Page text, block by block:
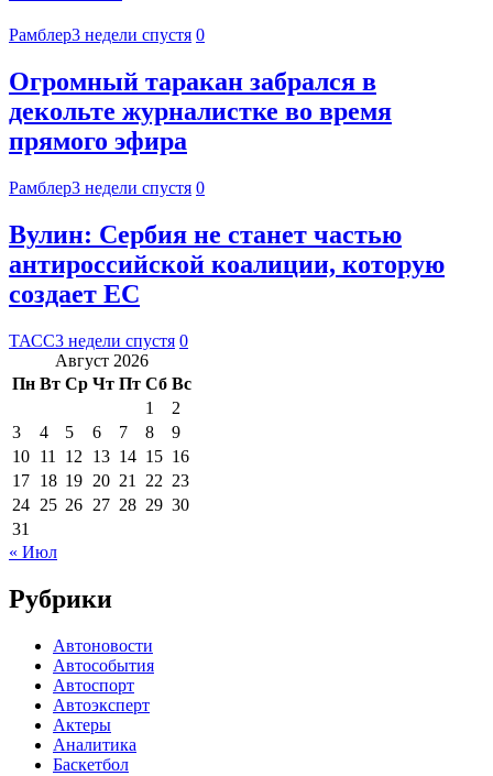
Рамблер3 недели спустя 0
Огромный таракан забрался в
декольте журналистке во время
прямого эфира
Рамблер3 недели спустя 0
Вулин: Сербия не станет частью
антироссийской коалиции, которую
создает ЕС
ТАСС3 недели спустя 0
Август 2026
Пн Вт Ср Чт Пт Сб Вс
1
2
3
4 5 6 7 8
9
10 11 12 13 14 15 16
17 18 19 20 21 22 23
24 25 26 27 28 29 30
31
« Июл
Рубрики
Автоновости
Автособытия
Автоспорт
Автоэксперт
Актеры
Аналитика
Баскетбол